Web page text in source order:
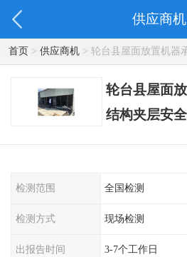
供应商机
首页> 供应商机> 轮台县屋面放置机器
测
轮台县屋面
结构夹层安
检测范围 全国检测
检测方式 现场检测
出报告时间 3-7个工作日